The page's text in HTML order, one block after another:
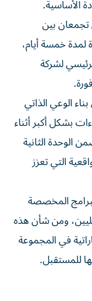
الأساسية.
تجمعان بين
خمسة أيام،
لشركة
الوعي الذاتي
بشكل أكبر أثناء
الوحدة الثانية
التي تعزز
المخصصة
ومن شأن هذه
في المجموعة
للمستقبل.